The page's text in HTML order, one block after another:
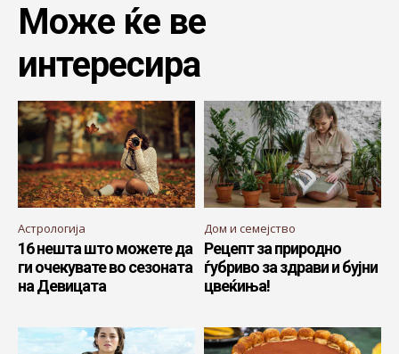
Може ќе ве
интересира
Астрологија
16 нешта што можете да
ги очекувате во сезоната
на Девицата
Дом и семејство
Рецепт за природно
ѓубриво за здрави и бујни
цвеќиња!